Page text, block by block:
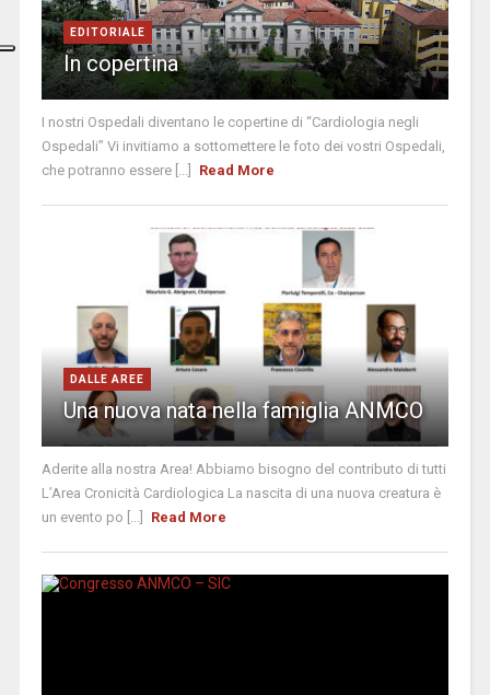
EDITORIALE
In copertina
I nostri Ospedali diventano le copertine di “Cardiologia negli
Ospedali” Vi invitiamo a sottomettere le foto dei vostri Ospedali,
che potranno essere [...]
Read More
DALLE AREE
Una nuova nata nella famiglia ANMCO
Aderite alla nostra Area! Abbiamo bisogno del contributo di tutti
L’Area Cronicità Cardiologica La nascita di una nuova creatura è
un evento po [...]
Read More